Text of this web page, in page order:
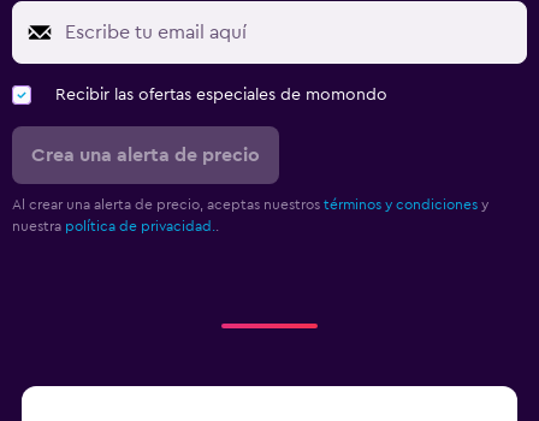
Recibir las ofertas especiales de momondo
Crea una alerta de precio
Al crear una alerta de precio, aceptas nuestros términos y condiciones y
nuestra política de privacidad.